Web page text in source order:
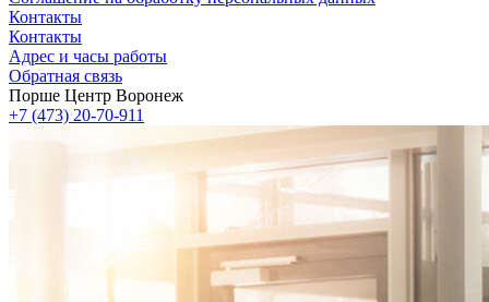
Контакты
Контакты
Адрес и часы работы
Обратная связь
Порше Центр Воронеж
+7 (473) 20-70-911